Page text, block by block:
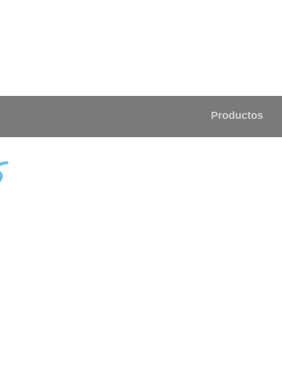
Productos